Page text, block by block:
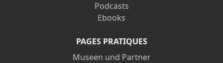
Podcasts
Ebooks
PAGES PRATIQUES
Museen und Partner